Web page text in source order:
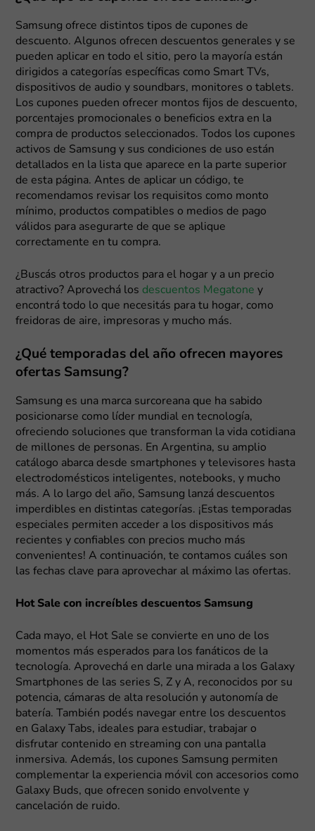
Samsung ofrece distintos tipos de cupones de
descuento. Algunos ofrecen descuentos generales y se
pueden aplicar en todo el sitio, pero la mayoría están
dirigidos a categorías específicas como Smart TVs,
dispositivos de audio y soundbars, monitores o tablets.
Los cupones pueden ofrecer montos fijos de descuento,
porcentajes promocionales o beneficios extra en la
compra de productos seleccionados. Todos los cupones
activos de Samsung y sus condiciones de uso están
detallados en la lista que aparece en la parte superior
de esta página. Antes de aplicar un código, te
recomendamos revisar los requisitos como monto
mínimo, productos compatibles o medios de pago
válidos para asegurarte de que se aplique
correctamente en tu compra.
¿Buscás otros productos para el hogar y a un precio
atractivo? Aprovechá los descuentos Megatone y
encontrá todo lo que necesitás para tu hogar, como
freidoras de aire, impresoras y mucho más.
¿Qué temporadas del año ofrecen mayores
ofertas Samsung?
Samsung es una marca surcoreana que ha sabido
posicionarse como líder mundial en tecnología,
ofreciendo soluciones que transforman la vida cotidiana
de millones de personas. En Argentina, su amplio
catálogo abarca desde smartphones y televisores hasta
electrodomésticos inteligentes, notebooks, y mucho
más. A lo largo del año, Samsung lanzá descuentos
imperdibles en distintas categorías. ¡Estas temporadas
especiales permiten acceder a los dispositivos más
recientes y confiables con precios mucho más
convenientes! A continuación, te contamos cuáles son
las fechas clave para aprovechar al máximo las ofertas.
Hot Sale con increíbles descuentos Samsung
Cada mayo, el Hot Sale se convierte en uno de los
momentos más esperados para los fanáticos de la
tecnología. Aprovechá en darle una mirada a los Galaxy
Smartphones de las series S, Z y A, reconocidos por su
potencia, cámaras de alta resolución y autonomía de
batería. También podés navegar entre los descuentos
en Galaxy Tabs, ideales para estudiar, trabajar o
disfrutar contenido en streaming con una pantalla
inmersiva. Además, los cupones Samsung permiten
complementar la experiencia móvil con accesorios como
Galaxy Buds, que ofrecen sonido envolvente y
cancelación de ruido.